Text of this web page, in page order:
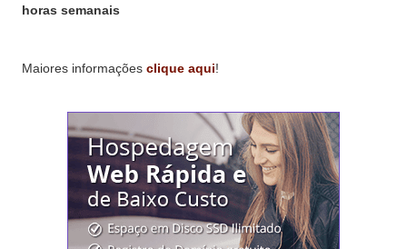
horas semanais
Maiores informações clique aqui!